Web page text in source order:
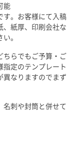
能
す。お客様にて入稿
、紙厚、印刷会社な
。
らでもご予算・ご
定のテンプレート
異なりますのでまず
刺や封筒と併せて